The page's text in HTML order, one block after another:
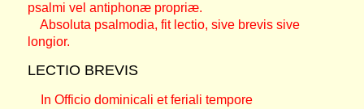
psalmi vel antiphonæ propriæ.
Absoluta psalmodia, fit lectio, sive brevis sive
longior.
LECTIO BREVIS
In Officio dominicali et feriali tempore